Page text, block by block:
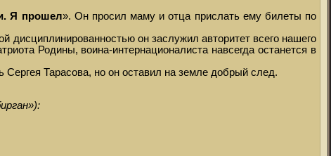
Я прошел». Он просил маму и отца прислать ему билеты по
он заслужил авторитет всего нашего
Родины, воина-интернационалиста навсегда останется в
Сергея Тарасова, но он оставил на земле добрый след.